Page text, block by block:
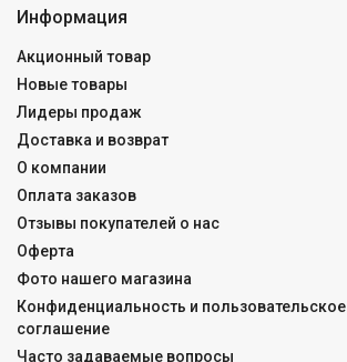
Информация
Акционный товар
Новые товары
Лидеры продаж
Доставка и возврат
О компании
Оплата заказов
Отзывы покупателей о нас
Оферта
Фото нашего магазина
Конфиденциальность и пользовательское
соглашение
Часто задаваемые вопросы